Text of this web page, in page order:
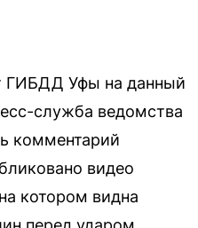
ГИБДД Уфы на данный
служба ведомства
комментарий
видео
котором видна